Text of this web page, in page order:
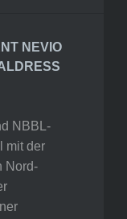
NEVIO
NBBL-
mit der
Nord-